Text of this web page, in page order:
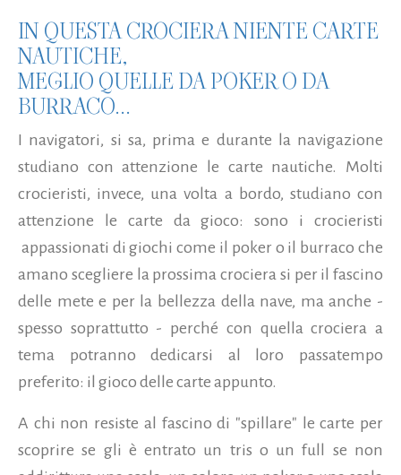
IN QUESTA CROCIERA NIENTE CARTE
NAUTICHE,
MEGLIO QUELLE DA POKER O DA
BURRACO...
I navigatori, si sa, prima e durante la navigazione
studiano con attenzione le carte nautiche. Molti
crocieristi, invece, una volta a bordo, studiano con
attenzione le carte da gioco: sono i crocieristi
appassionati di giochi come il poker o il burraco che
amano scegliere la prossima crociera si per il fascino
delle mete e per la bellezza della nave, ma anche -
spesso soprattutto - perché con quella crociera a
tema potranno dedicarsi al loro passatempo
preferito: il gioco delle carte appunto.
A chi non resiste al fascino di "spillare" le carte per
scoprire se gli è entrato un tris o un full se non